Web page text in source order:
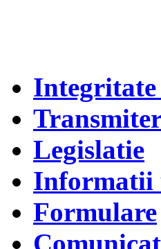
Legislatie
Informatii
Formulare